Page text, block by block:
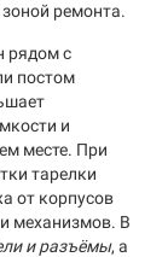
ремонта.
рядом с
постом
и
месте. При
тарелки
от корпусов
механизмов. В
и разъёмы, а